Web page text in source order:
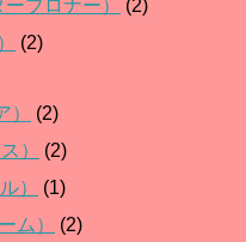
ブロナー）
(2)
(2)
(2)
）
(2)
）
(1)
ム）
(2)